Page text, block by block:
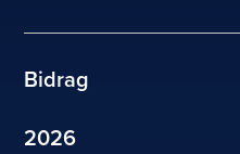
Bidrag
2026